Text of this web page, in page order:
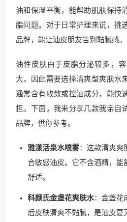
油和保湿平衡，能帮助肌肤保持
脂问题。对于日常护理来说，挑
品牌，能让油皮朋友告别黏腻感。
油性皮肤由于皮脂分泌较多，
大，因此需要选择清爽型爽肤水
通常含有收敛或控油成分，能快
担。下面，我来分享几款我亲自
品牌，供你参考。
雅漾活泉水喷雾：这款清爽爽
合敏感油皮。它不含酒精，能
舒适。
科颜氏金盏花爽肤水：金盏花
后皮肤清爽不黏腻，是油皮夏